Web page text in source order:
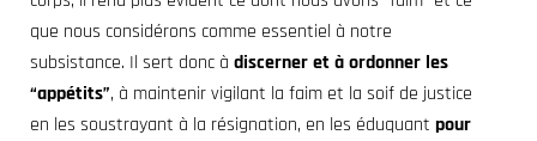
que nous considérons comme essentiel à notre
subsistance. Il sert donc à discerner et à ordonner les
“appétits”, à maintenir vigilant la faim et la soif de justice
en les soustrayant à la résignation, en les éduquant pour